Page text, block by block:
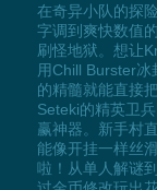
在奇异小队的探
字调到爽快数值
刷怪地狱。想让
用Chill Burster
的精髓就能直接
Seteki的精英卫
赢神器。新手村
能像开挂一样丝
啦！从单人解谜